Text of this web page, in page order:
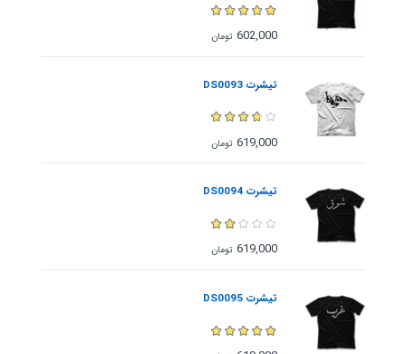
602,000 تومان
تیشرت DS0093
619,000 تومان
تیشرت DS0094
619,000 تومان
تیشرت DS0095